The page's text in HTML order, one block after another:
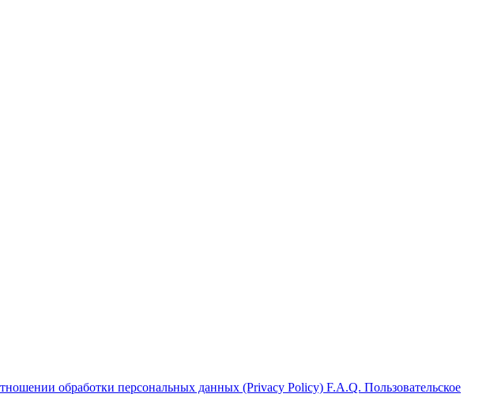
обработки персональных данных (Privacy Policy) F.A.Q. Пользовательское